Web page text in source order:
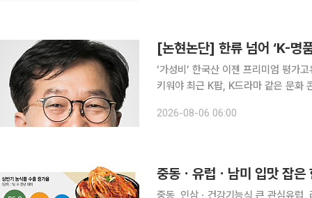
[논현논단] 한류 넘어 ‘K-명
‘가성비’ 한국산 이젠 프리미엄 평가
키워야 최근 K팝, K드라마 같은 문화 콘텐츠부터 반도체, 조선, 방산, 화장품 등 제조업에 이르기까
산’이라는 표기가 단순한 가성비를
2026-08-06 06:00
중동, 인삼ㆍ건강기능식 큰 관심유럽